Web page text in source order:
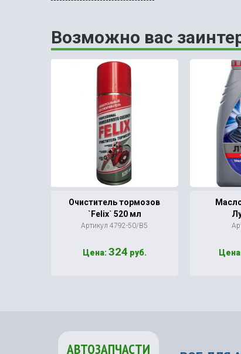
Возможно вас
Очиститель тормозов
`Felix` 520 мл
Артикул 4792-50/В5
Цена:324 руб.
АВТОЗАПЧАСТИ